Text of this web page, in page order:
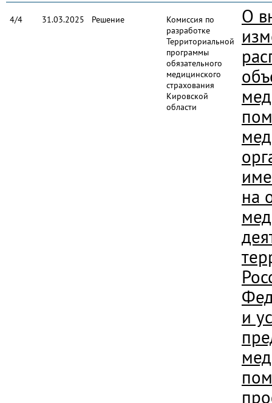
4/4 31.03.2025 Решение
Комиссия по
разработке
Территориальной
программы
обязательного
медицинского
страхования
Кировской
области
О
на
и